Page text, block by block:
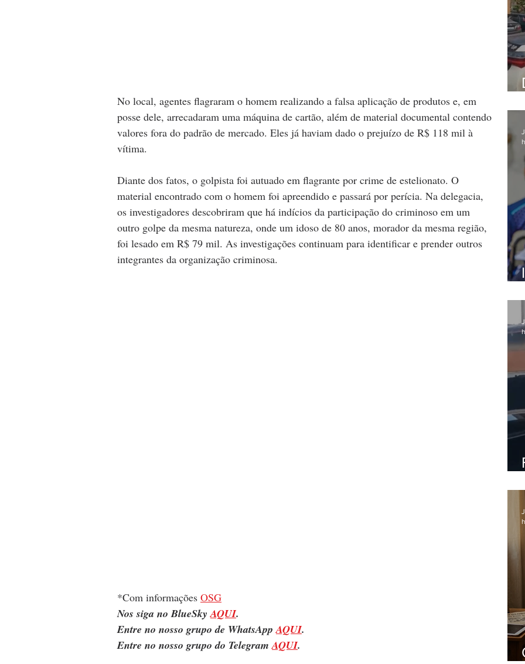
No local, agentes flagraram o homem realizando a falsa aplicação de produtos e, em
posse dele, arrecadaram uma máquina de cartão, além de material documental contendo
valores fora do padrão de mercado. Eles já haviam dado o prejuízo de R$ 118 mil à
vítima.
Diante dos fatos, o golpista foi autuado em flagrante por crime de estelionato. O
material encontrado com o homem foi apreendido e passará por perícia. Na delegacia,
os investigadores descobriram que há indícios da participação do criminoso em um
outro golpe da mesma natureza, onde um idoso de 80 anos, morador da mesma região,
foi lesado em R$ 79 mil. As investigações continuam para identificar e prender outros
integrantes da organização criminosa.
*Com informações OSG
Nos siga no BlueSky AQUI.
Entre no nosso grupo de WhatsApp AQUI.
Entre no nosso grupo do Telegram AQUI.